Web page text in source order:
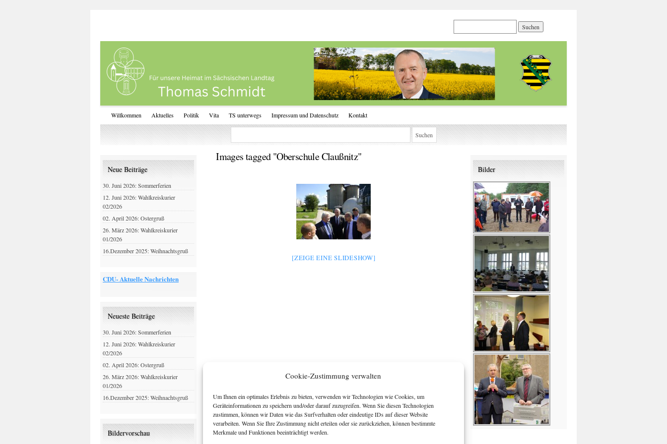
Cookie-Zustimmung verwalten
Um Ihnen ein optimales Erlebnis zu bieten, verwenden wir Technologien wie Cookies, um
Geräteinformationen zu speichern und/oder darauf zuzugreifen. Wenn Sie diesen Technologien
zustimmen, können wir Daten wie das Surfverhalten oder eindeutige IDs auf dieser Website
verarbeiten. Wenn Sie Ihre Zustimmung nicht erteilen oder sie zurückziehen, können bestimmte
Merkmale und Funktionen beeinträchtigt werden.
Willkommen Aktuelles Politik Vita TS unterwegs Impressum und Datenschutz Kontakt
Images tagged "Oberschule Claußnitz"
[ZEIGE EINE SLIDESHOW]
Neue Beiträge
30. Juni 2026: Sommerferien
12. Juni 2026: Wahlkreiskurier
02/2026
02. April 2026: Ostergruß
26. März 2026: Wahlkreiskurier
01/2026
16.Dezember 2025: Weihnachtsgruß
CDU- Aktuelle Nachrichten
Neueste Beiträge
30. Juni 2026: Sommerferien
12. Juni 2026: Wahlkreiskurier
02/2026
02. April 2026: Ostergruß
26. März 2026: Wahlkreiskurier
01/2026
16.Dezember 2025: Weihnachtsgruß
Bildervorschau
Bilder